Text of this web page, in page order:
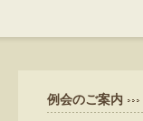
例会のご案内